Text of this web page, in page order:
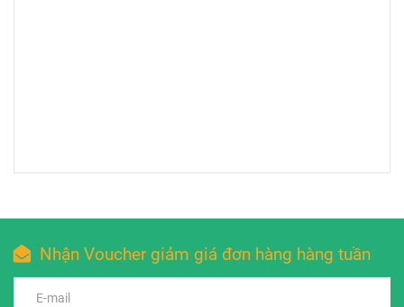
Nhận Voucher giảm giá đơn hàng hàng tuần